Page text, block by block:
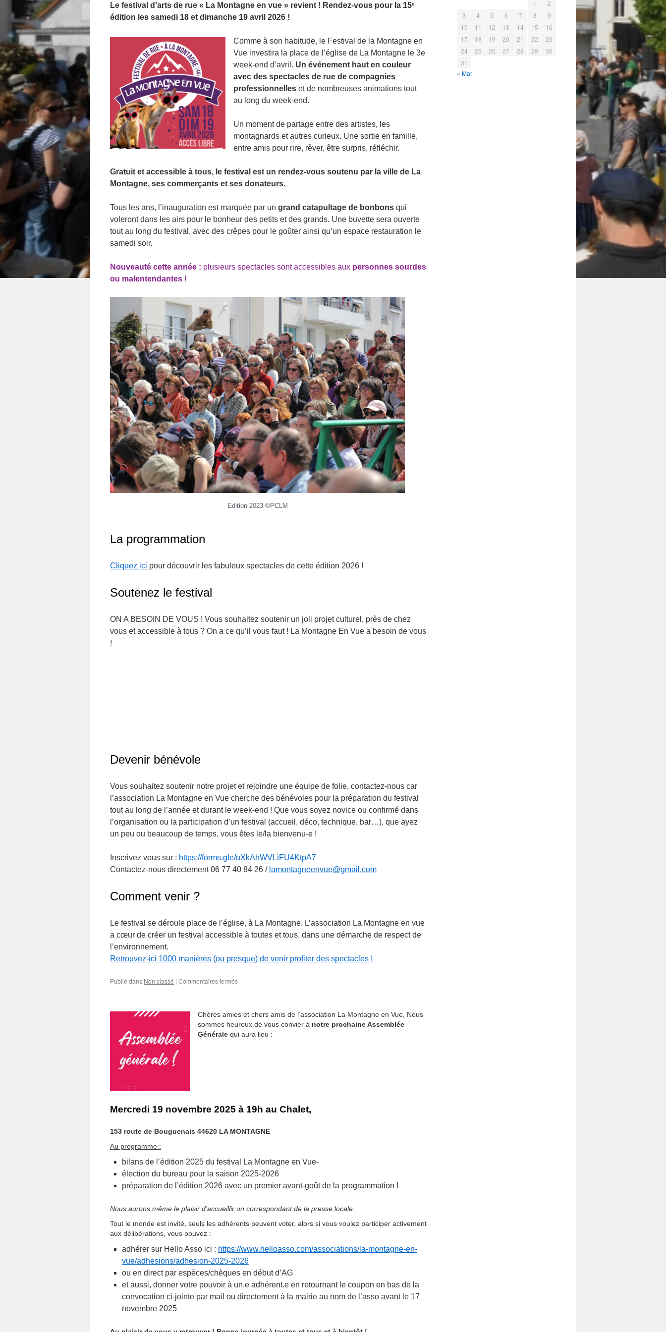
Le festival d’arts de rue « La Montagne en vue » revient ! Rendez-vous pour la 15e
édition les samedi 18 et dimanche 19 avril 2026 !
Comme à son habitude, le Festival de la Montagne en
Vue investira la place de l’église de La Montagne le 3e
week-end d’avril. Un événement haut en couleur
avec des spectacles de rue de compagnies
professionnelles et de nombreuses animations tout
au long du week-end.
Un moment de partage entre des artistes, les
montagnards et autres curieux. Une sortie en famille,
entre amis pour rire, rêver, être surpris, réfléchir.
Gratuit et accessible à tous, le festival est un rendez-vous soutenu par la ville de La
Montagne, ses commerçants et ses donateurs.
Tous les ans, l’inauguration est marquée par un grand catapultage de bonbons qui
voleront dans les airs pour le bonheur des petits et des grands. Une buvette sera ouverte
tout au long du festival, avec des crêpes pour le goûter ainsi qu’un espace restauration le
samedi soir.
Nouveauté cette année : plusieurs spectacles sont accessibles aux personnes sourdes
ou malentendantes !
Edition 2023 ©PCLM
La programmation
Cliquez ici pour découvrir les fabuleux spectacles de cette édition 2026 !
Soutenez le festival
ON A BESOIN DE VOUS ! Vous souhaitez soutenir un joli projet culturel, près de chez
vous et accessible à tous ? On a ce qu’il vous faut ! La Montagne En Vue a besoin de vous
!
Devenir bénévole
Vous souhaitez soutenir notre projet et rejoindre une équipe de folie, contactez-nous car
l’association La Montagne en Vue cherche des bénévoles pour la préparation du festival
tout au long de l’année et durant le week-end ! Que vous soyez novice ou confirmé dans
l’organisation ou la participation d’un festival (accueil, déco, technique, bar…), que ayez
un peu ou beaucoup de temps, vous êtes le/la bienvenu-e !
Inscrivez vous sur : https://forms.gle/uXkAhWVLiFU4KtpA7
Contactez-nous directement 06 77 40 84 26 / lamontagneenvue@gmail.com
Comment venir ?
Le festival se déroule place de l’église, à La Montagne. L’association La Montagne en vue
a cœur de créer un festival accessible à toutes et tous, dans une démarche de respect de
l’environnement.
Retrouvez-ici 1000 manières (ou presque) de venir profiter des spectacles !
Publié dans Non classé | Commentaires fermés
en
Vue
2026
Chères amies et chers amis de l’association La Montagne en Vue, Nous
sommes heureux de vous convier à notre prochaine Assemblée
Générale qui aura lieu :
Mercredi 19 novembre 2025 à 19h au Chalet,
153 route de Bouguenais 44620 LA MONTAGNE
Au programme :
bilans de l’édition 2025 du festival La Montagne en Vue-
élection du bureau pour la saison 2025-2026
préparation de l’édition 2026 avec un premier avant-goût de la programmation !
Nous aurons même le plaisir d’accueillir un correspondant de la presse locale.
Tout le monde est invité, seuls les adhérents peuvent voter, alors si vous voulez participer activement
aux délibérations, vous pouvez :
adhérer sur Hello Asso ici : https://www.helloasso.com/associations/la-montagne-en-
vue/adhesions/adhesion-2025-2026
ou en direct par espèces/chèques en début d’AG
et aussi, donner votre pouvoir à un.e adhérent.e en retournant le coupon en bas de la
convocation ci-jointe par mail ou directement à la mairie au nom de l’asso avant le 17
novembre 2025
« Mar
1
2
3
4 5 6 7 8
9
10
11 12 13 14 15
16
17
18 19 20 21 22
23
24
25 26 27 28 29
30
31